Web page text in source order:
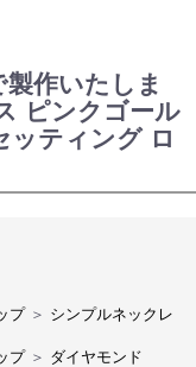
製作いたしま
ピンクゴール
ッティング ロ
プ ＞ シンプルネックレ
プ ＞ ダイヤモンド